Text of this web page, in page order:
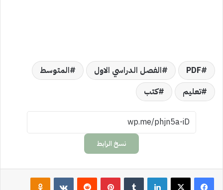
PDF الفصل الدراسي الاول
المتوسط
تعليم
كتب
نسخ الرابط
لينكدإن بينتيريست ‏VKontakte